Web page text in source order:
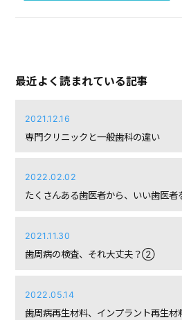
最近よく読まれている記事
2021.12.16
専門クリニックと一般歯科の違い
2022.02.02
たくさんある歯医者から、いい歯医
2021.11.30
歯周病の検査、それ大丈夫？②
2022.05.14
歯周病再生材料、インプラント再生材